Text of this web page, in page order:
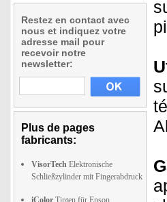
Restez en contact avec
nous et indiquez votre
adresse mail pour
recevoir notre
newsletter:
Plus de pages
fabricants:
VisorTech Elektronische
Schließzylinder mit Fingerabdruck
iColor Tinten für Epson